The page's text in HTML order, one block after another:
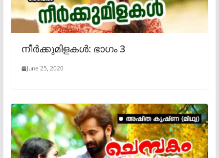
നീർക്കുമിളകൾ: ഭാഗം 3
June 25, 2020